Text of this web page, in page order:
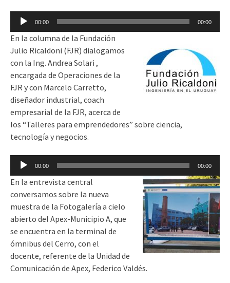
Reproductor
audio
00:00 00:00
En la columna de la Fundación
Julio Ricaldoni (FJR) dialogamos
con la Ing. Andrea Solari ,
encargada de Operaciones de la
FJR y con Marcelo Carretto,
diseñador industrial, coach
empresarial de la FJR, acerca de
los “Talleres para emprendedores” sobre ciencia,
tecnología y negocios.
Reproductor
audio
00:00 00:00
En la entrevista central
conversamos sobre la nueva
muestra de la Fotogalería a cielo
abierto del Apex-Municipio A, que
se encuentra en la terminal de
ómnibus del Cerro, con el
docente, referente de la Unidad de
Comunicación de Apex, Federico Valdés.